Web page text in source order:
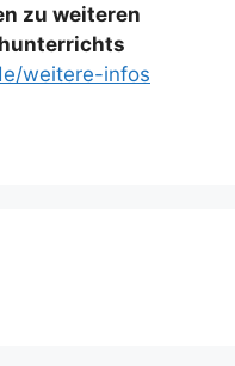
zu weiteren
weitere-infos